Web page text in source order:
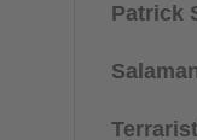
Patrick